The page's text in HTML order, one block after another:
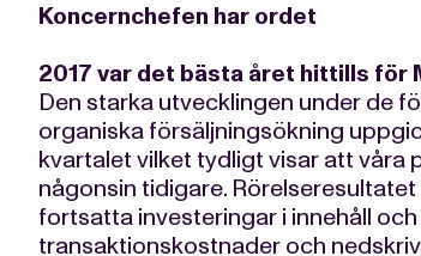
Koncernchefen har ordet
2017 var det bästa året hittills för
Den starka utvecklingen under de
organiska försäljningsökning
kvartalet vilket tydligt visar att våra
någonsin tidigare.
fortsatta investeringar i innehåll
transaktionskostnader och